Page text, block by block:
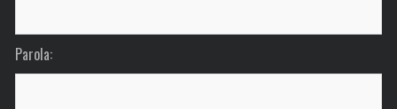
Parola: